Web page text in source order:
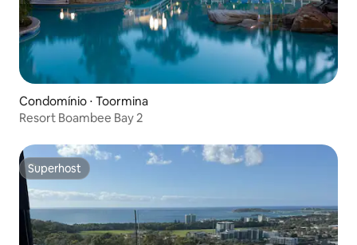
Condomínio ⋅ Toormina
Resort Boambee Bay 2
Superhost
Superhost